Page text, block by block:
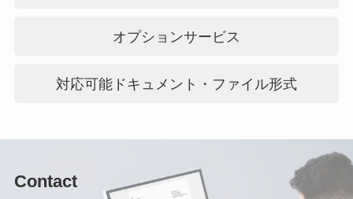
オプションサービス
対応可能ドキュメント・ファイル形式
Contact